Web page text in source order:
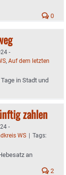
0
-
, Auf dem letzten
in Stadt und
zahlen
-
WS | Tags:
an
2